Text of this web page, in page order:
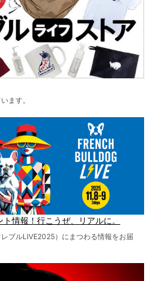
ます。
ト情報！行こうぜ、リアルに。
ブルLIVE2025）にまつわる情報をお届